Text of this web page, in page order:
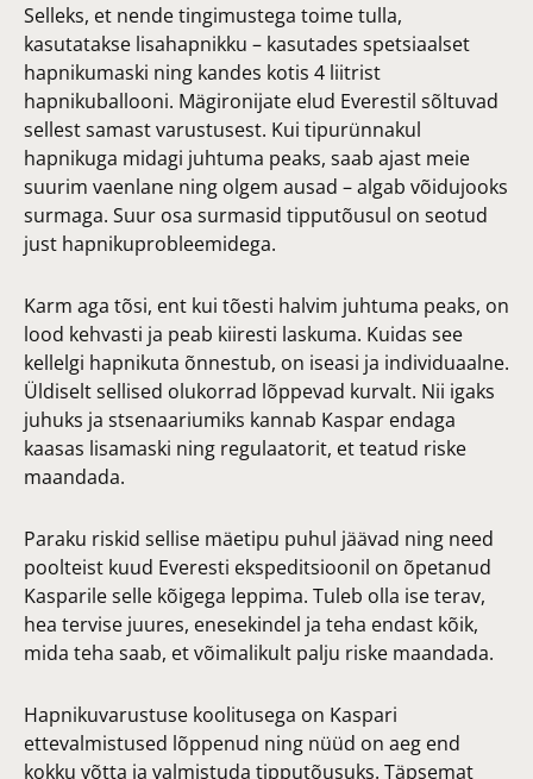
Selleks, et nende tingimustega toime tulla,
kasutatakse lisahapnikku – kasutades spetsiaalset
hapnikumaski ning kandes kotis 4 liitrist
hapnikuballooni. Mägironijate elud Everestil sõltuvad
sellest samast varustusest. Kui tipurünnakul
hapnikuga midagi juhtuma peaks, saab ajast meie
suurim vaenlane ning olgem ausad – algab võidujooks
surmaga. Suur osa surmasid tipputõusul on seotud
just hapnikuprobleemidega.
Karm aga tõsi, ent kui tõesti halvim juhtuma peaks, on
lood kehvasti ja peab kiiresti laskuma. Kuidas see
kellelgi hapnikuta õnnestub, on iseasi ja individuaalne.
Üldiselt sellised olukorrad lõppevad kurvalt. Nii igaks
juhuks ja stsenaariumiks kannab Kaspar endaga
kaasas lisamaski ning regulaatorit, et teatud riske
maandada.
Paraku riskid sellise mäetipu puhul jäävad ning need
poolteist kuud Everesti ekspeditsioonil on õpetanud
Kasparile selle kõigega leppima. Tuleb olla ise terav,
hea tervise juures, enesekindel ja teha endast kõik,
mida teha saab, et võimalikult palju riske maandada.
Hapnikuvarustuse koolitusega on Kaspari
ettevalmistused lõppenud ning nüüd on aeg end
kokku võtta ja valmistuda tipputõusuks. Täpsemat